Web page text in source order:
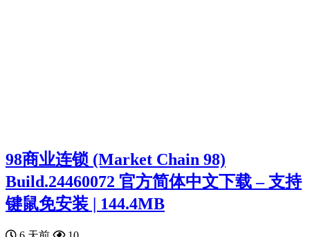
98商业连锁 (Market Chain 98)
Build.24460072 官方简体中文下载 – 支持
键鼠免安装 | 144.4MB